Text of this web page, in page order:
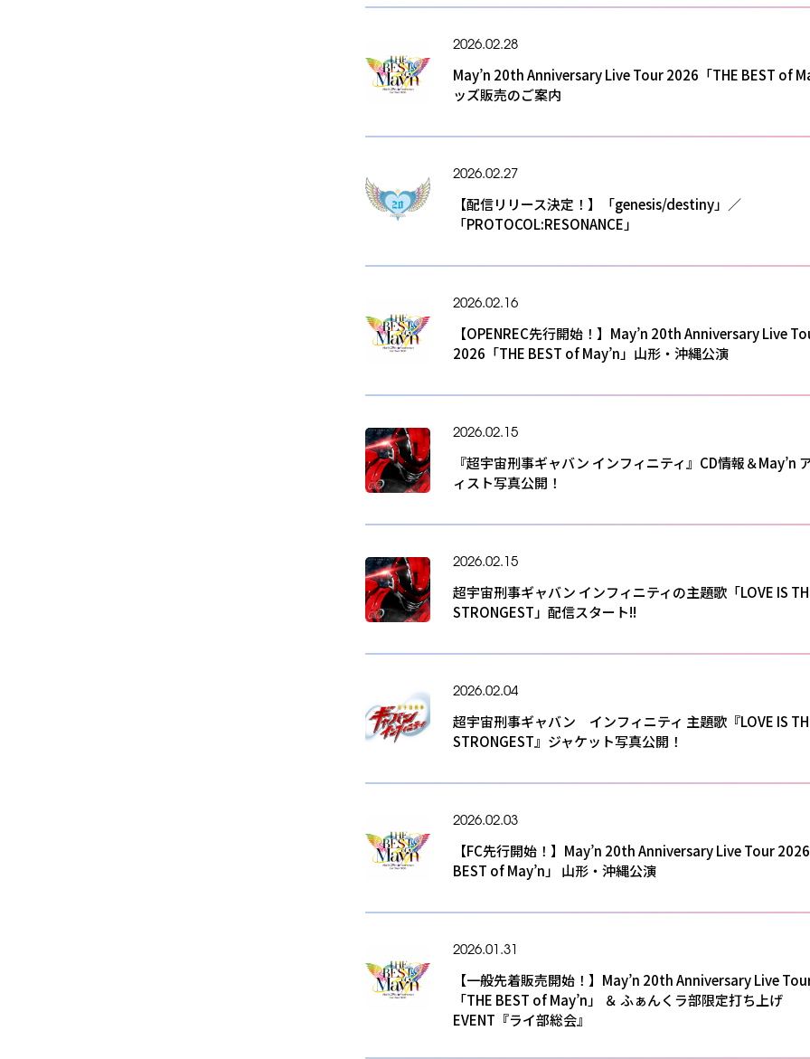
2026.02.28
May’n 20th Anniversary Live Tour 2026「THE BEST of
ッズ販売のご案内
2026.02.27
【配信リリース決定！】「genesis/destiny」／
「PROTOCOL:RESONANCE」
2026.02.16
【OPENREC先行開始！】May’n 20th Anniversary Live
2026「THE BEST of May’n」山形・沖縄公演
2026.02.15
『超宇宙刑事ギャバン インフィニティ』CD情報＆May’n
ィスト写真公開！
2026.02.15
超宇宙刑事ギャバン インフィニティの主題歌「LOVE IS
STRONGEST」配信スタート!!
2026.02.04
超宇宙刑事ギャバン インフィニティ 主題歌『LOVE IS
STRONGEST』ジャケット写真公開！
2026.02.03
【FC先行開始！】May’n 20th Anniversary Live Tour
BEST of May’n」 山形・沖縄公演
2026.01.31
【一般先着販売開始！】May’n 20th Anniversary Live
「THE BEST of May’n」 ＆ ふぁんくラ部限定打ち上げ
EVENT『ライ部総会』